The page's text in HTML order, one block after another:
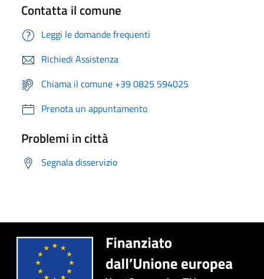
Contatta il comune
Leggi le domande frequenti
Richiedi Assistenza
Chiama il comune +39 0825 594025
Prenota un appuntamento
Problemi in città
Segnala disservizio